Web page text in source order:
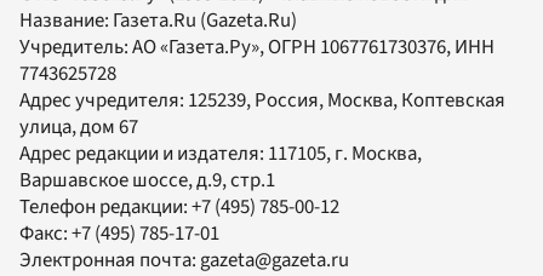
Название: Газета.Ru (Gazeta.Ru)
Учредитель:АО «Газета.Ру», ОГРН 1067761730376, ИНН
7743625728
Адрес учредителя: 125239, Россия, Москва, Коптевская
улица, дом 67
Адрес редакции и издателя: 117105, г. Москва,
Варшавское шоссе, д.9, стр.1
Телефон редакции:+7 (495) 785-00-12
Факс:+7 (495) 785-17-01
Электронная почта:gazeta@gazeta.ru